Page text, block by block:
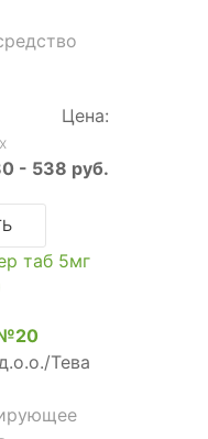
Цена:
- 538 руб.
№20
Тева